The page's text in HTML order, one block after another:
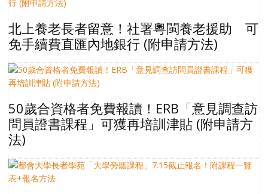
北上養老長者留意！社署粵閩養老援助 可
免手續費直匯內地銀行 (附申請方法)
50歲合資格者免費報讀！ERB「意見調查訪
問員證書課程」可獲再培訓津貼 (附申請方
法)